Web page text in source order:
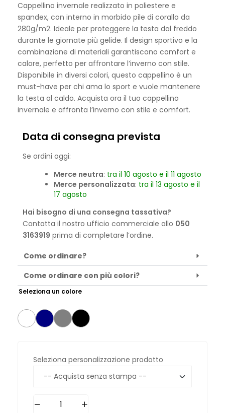
Cappellino invernale realizzato in poliestere e
spandex, con interno in morbido pile di corallo da
280g/m2. Ideale per proteggere la testa dal freddo
durante le giornate più gelide. Il design sportivo e la
combinazione di materiali garantiscono comfort e
calore, perfetto per affrontare l’inverno con stile.
Disponibile in diversi colori, questo cappellino è un
must-have per chi ama lo sport e vuole mantenere
la testa al caldo. Acquista ora il tuo cappellino
invernale e affronta l’inverno con stile e comfort.
Data di consegna prevista
Se ordini oggi:
Merce neutra: tra il 10 agosto e il 11 agosto
Merce personalizzata: tra il 13 agosto e il
17 agosto
Hai bisogno di una consegna tassativa?
Contatta il nostro ufficio commerciale allo 050
3163919 prima di completare l’ordine.
Come ordinare?
Come ordinare con più colori?
Seleziona un colore
Seleziona personalizzazione prodotto